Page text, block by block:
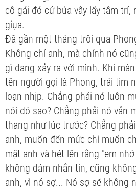
cô gái đó cứ bủa vây lấy tâm trí,
giụa.
Đã gần một tháng trôi qua
Không chỉ anh, mà chính nó
gì đang xảy ra với mình. Khi
tên người gọi là Phong, trái tim
loạn nhịp. Chẳng phải nó luôn
nói đó sao? Chẳng phải nó vẫn
thang như lúc trước? Chẳng
anh, muốn đến mức chỉ muốn
mặt anh và hét lên rằng "em
không dám nhắn tin, cũng
anh, vì nó sợ... Nó sợ sẽ không